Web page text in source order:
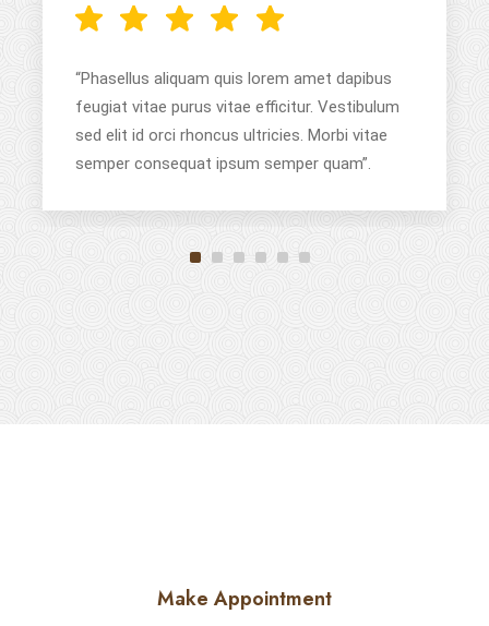
“Phasellus aliquam quis lorem amet dapibus
feugiat vitae purus vitae efficitur. Vestibulum
sed elit id orci rhoncus ultricies. Morbi vitae
semper consequat ipsum semper quam”.
Make Appointment